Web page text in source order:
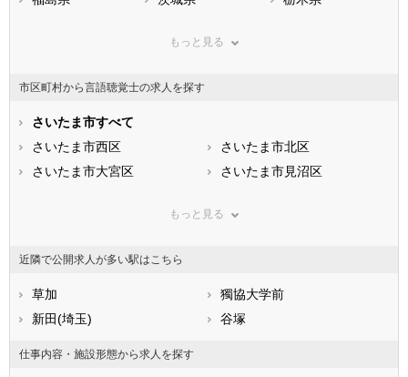
神奈川県
石川県
福井県
静岡県
滋賀県
大阪府
兵庫県
和歌山県
山口県
福岡県
佐賀県
熊本県
宮崎県
鹿児島県
もっと見る
市区町村から言語聴覚士の求人を探す
さいたま市すべて
さいたま市西区
さいたま市北区
さいたま市大宮区
さいたま市見沼区
さいたま市南区
市部
川越市
熊谷市
川口市
行田市
もっと見る
近隣で公開求人が多い駅はこちら
草加
獨協大学前
新田(埼玉)
谷塚
仕事内容・施設形態から求人を探す